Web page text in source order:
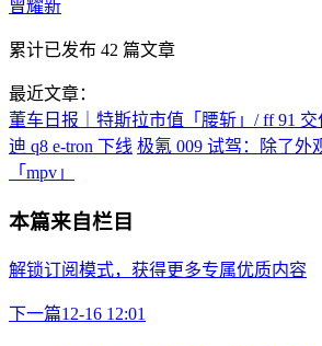
曾耀新
累计已发布 42 篇文章
最近文章：
董车日报｜特斯拉市值「腰斩」/ ff 91
迪 q8 e-tron 下线 极氪 009 试驾：除了外
「mpv」
本篇来自栏目
解锁订阅模式，获得更多专属优质内容
下一篇12-16 12:01